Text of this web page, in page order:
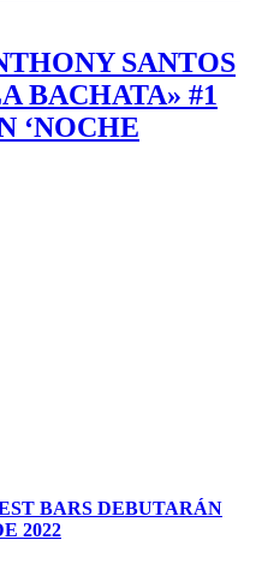
SANTOS
BACHATA» #1
‘NOCHE
BARS DEBUTARÁN
2022